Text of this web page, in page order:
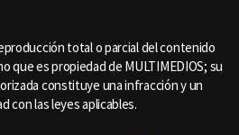
total o parcial del contenido
que es propiedad de MULTIMEDIOS; su
constituye una infracción y un
con las leyes aplicables.